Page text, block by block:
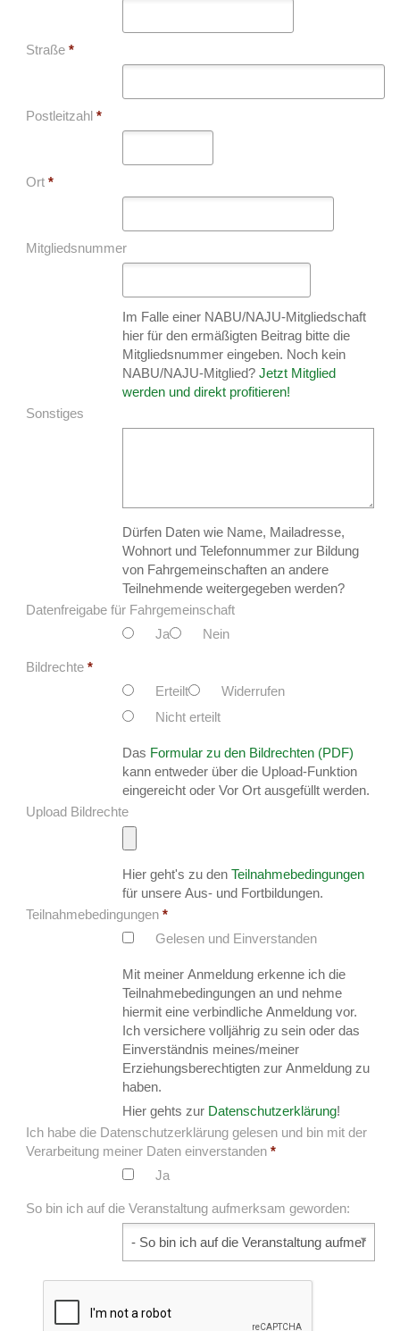
Straße *
Postleitzahl *
Ort *
Mitgliedsnummer
Im Falle einer NABU/NAJU-Mitgliedschaft
hier für den ermäßigten Beitrag bitte die
Mitgliedsnummer eingeben. Noch kein
NABU/NAJU-Mitglied? Jetzt Mitglied
werden und direkt profitieren!
Sonstiges
Dürfen Daten wie Name, Mailadresse,
Wohnort und Telefonnummer zur Bildung
von Fahrgemeinschaften an andere
Teilnehmende weitergegeben werden?
Datenfreigabe für Fahrgemeinschaft
Ja
Nein
Bildrechte *
Erteilt
Widerrufen
Nicht erteilt
Das Formular zu den Bildrechten (PDF)
kann entweder über die Upload-Funktion
eingereicht oder Vor Ort ausgefüllt werden.
Upload Bildrechte
Hier geht's zu den Teilnahmebedingungen
für unsere Aus- und Fortbildungen.
Teilnahmebedingungen *
Gelesen und Einverstanden
Mit meiner Anmeldung erkenne ich die
Teilnahmebedingungen an und nehme
hiermit eine verbindliche Anmeldung vor.
Ich versichere volljährig zu sein oder das
Einverständnis meines/meiner
Erziehungsberechtigten zur Anmeldung zu
haben.
Hier gehts zur Datenschutzerklärung!
Ich habe die Datenschutzerklärung gelesen und bin mit der
Verarbeitung meiner Daten einverstanden *
Ja
So bin ich auf die Veranstaltung aufmerksam geworden: